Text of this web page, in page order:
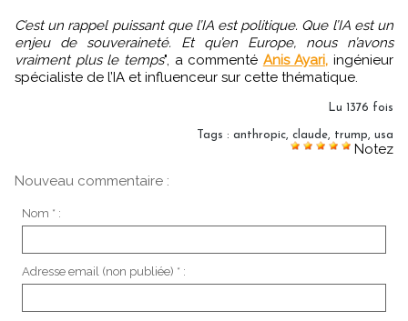
C’est un rappel puissant que l’IA est politique. Que l’IA est un
enjeu de souveraineté. Et qu’en Europe, nous n’avons
vraiment plus le temps", a commenté Anis Ayari, ingénieur
spécialiste de l’IA et influenceur sur cette thématique.
Lu 1376 fois
Tags : anthropic, claude, trump, usa
Notez
Nouveau commentaire :
Nom * :
Adresse email (non publiée) * :